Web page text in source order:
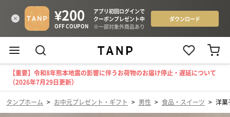
【重要】令和8年熊本地震の影響に伴うお荷物のお届け停止・遅延について
（2026年7月29日更新）
タンプホーム > お中元プレゼント・ギフト > 男性 > 食品・スイーツ > 洋菓